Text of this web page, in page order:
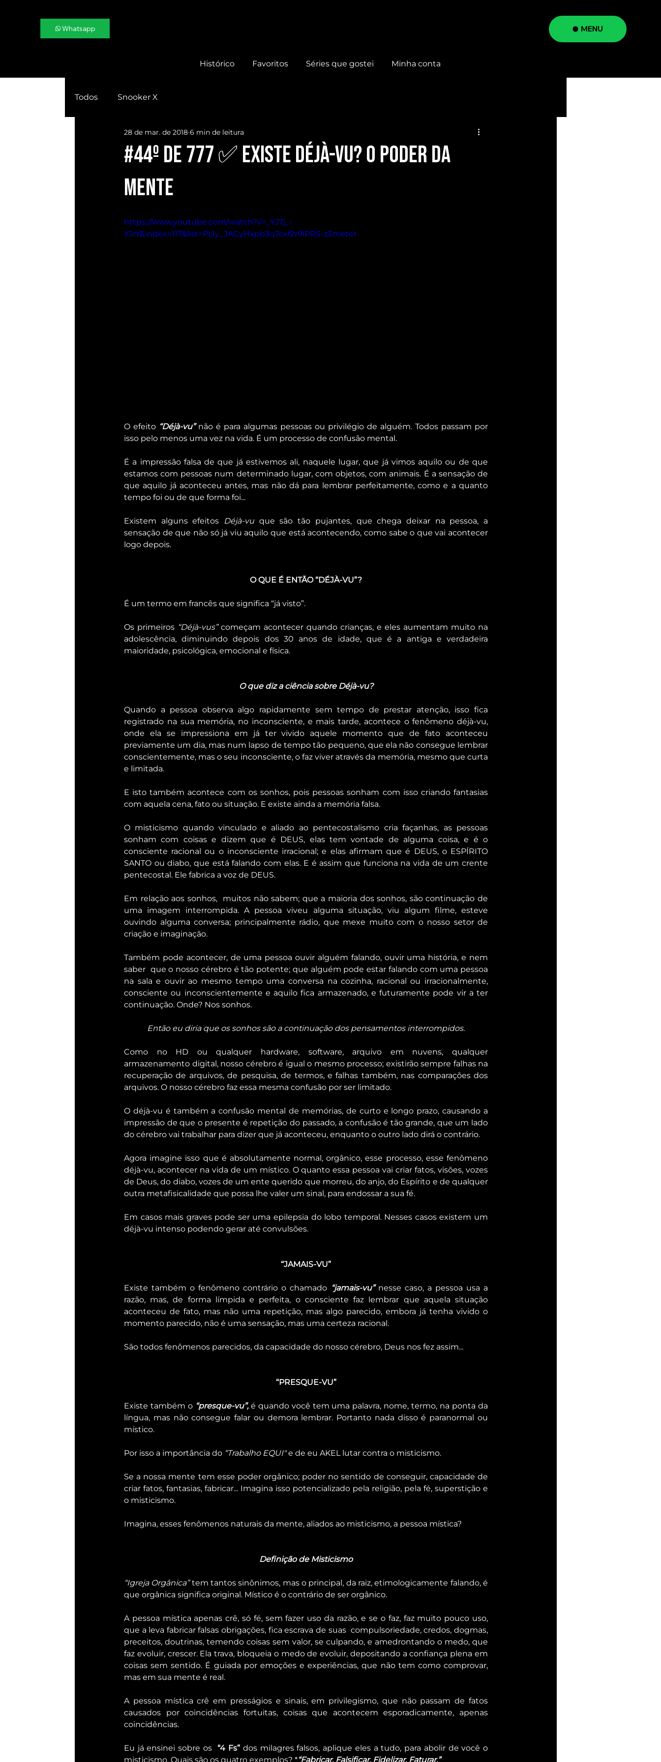
MENU
Whatsapp
Histórico Favoritos Séries que gostei Minha conta
Todos Snooker X
#44º de 777 ✅ Existe DÉJÀ-VU? O PODER da
MENTE
28 de mar. de 2018 6 min de leitura
https://www.youtube.com/watch?v=_YJ7j_-
YJrY&index=117&list=PL1y_JACyHxpb3u7cxf2r9lPRS-z3meter
O efeito “Déjà-vu” não é para algumas pessoas ou privilégio de alguém. Todos passam por
isso pelo menos uma vez na vida. É um processo de confusão mental.
É a impressão falsa de que já estivemos ali, naquele lugar, que já vimos aquilo ou de que
estamos com pessoas num determinado lugar, com objetos, com animais. É a sensação de
que aquilo já aconteceu antes, mas não dá para lembrar perfeitamente, como e a quanto
tempo foi ou de que forma foi...
Existem alguns efeitos Déjà-vu que são tão pujantes, que chega deixar na pessoa, a
sensação de que não só já viu aquilo que está acontecendo, como sabe o que vai acontecer
logo depois.
O QUE É ENTÃO “DÉJÀ-VU”?
É um termo em francês que significa “já visto”.
Os primeiros “Déjà-vus” começam acontecer quando crianças, e eles aumentam muito na
adolescência, diminuindo depois dos 30 anos de idade, que é a antiga e verdadeira
maioridade, psicológica, emocional e física.
O que diz a ciência sobre Déjà-vu?
Quando a pessoa observa algo rapidamente sem tempo de prestar atenção, isso fica
registrado na sua memória, no inconsciente, e mais tarde, acontece o fenômeno déjà-vu,
onde ela se impressiona em já ter vivido aquele momento que de fato aconteceu
previamente um dia, mas num lapso de tempo tão pequeno, que ela não consegue lembrar
conscientemente, mas o seu inconsciente, o faz viver através da memória, mesmo que curta
e limitada.
E isto também acontece com os sonhos, pois pessoas sonham com isso criando fantasias
com aquela cena, fato ou situação. E existe ainda a memória falsa.
O misticismo quando vinculado e aliado ao pentecostalismo cria façanhas, as pessoas
sonham com coisas e dizem que é DEUS, elas tem vontade de alguma coisa, e é o
consciente racional ou o inconsciente irracional; e elas afirmam que é DEUS, o ESPÍRITO
SANTO ou diabo, que está falando com elas. E é assim que funciona na vida de um crente
pentecostal. Ele fabrica a voz de DEUS.
Em relação aos sonhos,  muitos não sabem; que a maioria dos sonhos, são continuação de
uma imagem interrompida. A pessoa viveu alguma situação, viu algum filme, esteve
ouvindo alguma conversa; principalmente rádio, que mexe muito com o nosso setor de
criação e imaginação.
Também pode acontecer, de uma pessoa ouvir alguém falando, ouvir uma história, e nem
saber  que o nosso cérebro é tão potente; que alguém pode estar falando com uma pessoa
na sala e ouvir ao mesmo tempo uma conversa na cozinha, racional ou irracionalmente,
consciente ou inconscientemente e aquilo fica armazenado, e futuramente pode vir a ter
continuação. Onde? Nos sonhos.
Então eu diria que os sonhos são a continuação dos pensamentos interrompidos.
Como no HD ou qualquer hardware, software, arquivo em nuvens, qualquer
armazenamento digital, nosso cérebro é igual o mesmo processo; existirão sempre falhas na
recuperação de arquivos, de pesquisa, de termos, e falhas também, nas comparações dos
arquivos. O nosso cérebro faz essa mesma confusão por ser limitado.
O déjà-vu é também a confusão mental de memórias, de curto e longo prazo, causando a
impressão de que o presente é repetição do passado, a confusão é tão grande, que um lado
do cérebro vai trabalhar para dizer que já aconteceu, enquanto o outro lado dirá o contrário.
Agora imagine isso que é absolutamente normal, orgânico, esse processo, esse fenômeno
déjà-vu, acontecer na vida de um místico. O quanto essa pessoa vai criar fatos, visões, vozes
de Deus, do diabo, vozes de um ente querido que morreu, do anjo, do Espírito e de qualquer
outra metafisicalidade que possa lhe valer um sinal, para endossar a sua fé.
Em casos mais graves pode ser uma epilepsia do lobo temporal. Nesses casos existem um
déjà-vu intenso podendo gerar até convulsões.
“JAMAIS-VU”
Existe também o fenômeno contrário o chamado “jamais-vu” nesse caso, a pessoa usa a
razão, mas, de forma límpida e perfeita, o consciente faz lembrar que aquela situação
aconteceu de fato, mas não uma repetição, mas algo parecido, embora já tenha vivido o
momento parecido, não é uma sensação, mas uma certeza racional.
São todos fenômenos parecidos, da capacidade do nosso cérebro, Deus nos fez assim...
“PRESQUE-VU”
Existe também o “presque-vu”, é quando você tem uma palavra, nome, termo, na ponta da
língua, mas não consegue falar ou demora lembrar. Portanto nada disso é paranormal ou
místico.
Por isso a importância do “Trabalho EQUI" e de eu AKEL lutar contra o misticismo.
Se a nossa mente tem esse poder orgânico; poder no sentido de conseguir, capacidade de
criar fatos, fantasias, fabricar... Imagina isso potencializado pela religião, pela fé, superstição e
o misticismo.
Imagina, esses fenômenos naturais da mente, aliados ao misticismo, a pessoa mística?
Definição de Misticismo
“Igreja Orgânica” tem tantos sinônimos, mas o principal, da raiz, etimologicamente falando, é
que orgânica significa original. Místico é o contrário de ser orgânico.
A pessoa mística apenas crê, só fé, sem fazer uso da razão, e se o faz, faz muito pouco uso,
que a leva fabricar falsas obrigações, fica escrava de suas  compulsoriedade, credos, dogmas,
preceitos, doutrinas, temendo coisas sem valor, se culpando, e amedrontando o medo, que
faz evoluir, crescer. Ela trava, bloqueia o medo de evoluir, depositando a confiança plena em
coisas sem sentido. É guiada por emoções e experiências, que não tem como comprovar,
mas em sua mente é real.
A pessoa mística crê em presságios e sinais, em privilegismo, que não passam de fatos
causados por coincidências fortuitas, coisas que acontecem esporadicamente, apenas
coincidências.
Eu já ensinei sobre os “4 Fs” dos milagres falsos, aplique eles a tudo, para abolir de você o
misticismo. Quais são os quatro exemplos? *“Fabricar, Falsificar, Fidelizar, Faturar.”